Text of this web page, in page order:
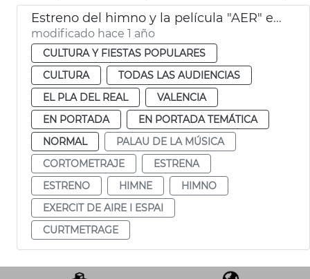
Estreno del himno y la película "AER" en el Palau
modificado hace 1 año
CULTURA Y FIESTAS POPULARES
CULTURA
TODAS LAS AUDIENCIAS
EL PLA DEL REAL
VALENCIA
EN PORTADA
EN PORTADA TEMÁTICA
NORMAL
PALAU DE LA MÚSICA
CORTOMETRAJE
ESTRENA
ESTRENO
HIMNE
HIMNO
EXERCIT DE AIRE I ESPAI
CURTMETRAGE